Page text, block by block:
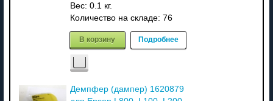
Вес: 0.1 кг.
Количество на складе: 76
В корзину Подробнее
Демпфер (дампер) 1620879